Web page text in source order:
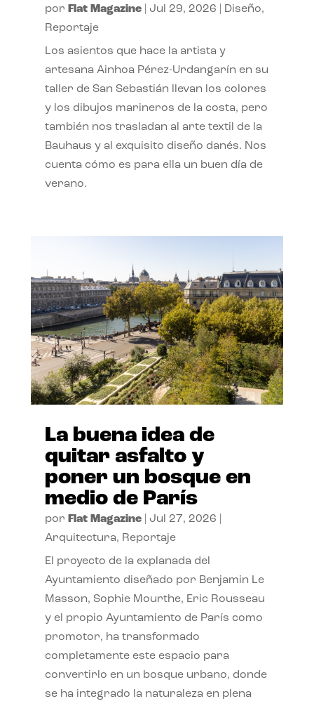
por Flat Magazine| Jul 29, 2026 Diseño,
Reportaje
Los asientos que hace la artista y
artesana Ainhoa Pérez-Urdangarín en su
taller de San Sebastián llevan los colores
y los dibujos marineros de la costa, pero
también nos trasladan al arte textil de la
Bauhaus y al exquisito diseño danés. Nos
cuenta cómo es para ella un buen día de
verano.
La buena idea de
quitar asfalto y
poner un bosque en
medio de París
por Flat Magazine| Jul 27, 2026
Arquitectura, Reportaje
El proyecto de la explanada del
Ayuntamiento diseñado por Benjamin Le
Masson, Sophie Mourthe, Eric Rousseau
y el propio Ayuntamiento de París como
promotor, ha transformado
completamente este espacio para
convertirlo en un bosque urbano, donde
se ha integrado la naturaleza en plena